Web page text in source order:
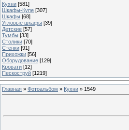
Кухни [581]
Шкафы-Купе [307]
Шкафы [68]
Угловые шкафы [39]
Детские [57]
Тумбы [33]
Столики [70]
Стенки [91]
Прихожки [56]
Оборудование [129]
Кровати [12]
Пескоструй [1219]
Главная » Фотоальбом » Кухни » 1549